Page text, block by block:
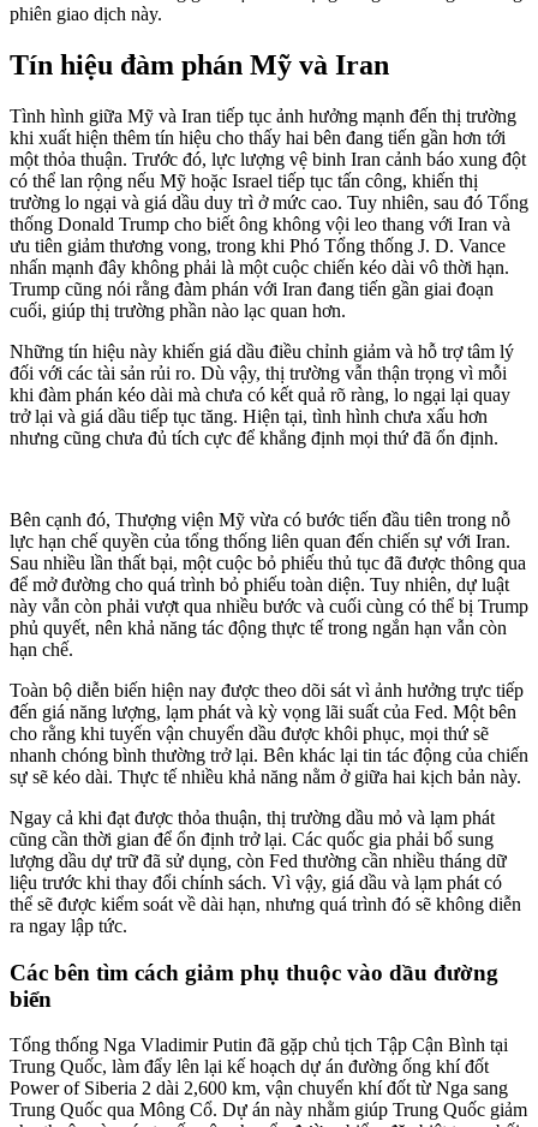
phiên giao dịch này.
Tín hiệu đàm phán Mỹ và Iran
Tình hình giữa Mỹ và Iran tiếp tục ảnh hưởng mạnh đến thị trường
khi xuất hiện thêm tín hiệu cho thấy hai bên đang tiến gần hơn tới
một thỏa thuận. Trước đó, lực lượng vệ binh Iran cảnh báo xung đột
có thể lan rộng nếu Mỹ hoặc Israel tiếp tục tấn công, khiến thị
trường lo ngại và giá dầu duy trì ở mức cao. Tuy nhiên, sau đó Tổng
thống Donald Trump cho biết ông không vội leo thang với Iran và
ưu tiên giảm thương vong, trong khi Phó Tổng thống J. D. Vance
nhấn mạnh đây không phải là một cuộc chiến kéo dài vô thời hạn.
Trump cũng nói rằng đàm phán với Iran đang tiến gần giai đoạn
cuối, giúp thị trường phần nào lạc quan hơn.
Những tín hiệu này khiến giá dầu điều chỉnh giảm và hỗ trợ tâm lý
đối với các tài sản rủi ro. Dù vậy, thị trường vẫn thận trọng vì mỗi
khi đàm phán kéo dài mà chưa có kết quả rõ ràng, lo ngại lại quay
trở lại và giá dầu tiếp tục tăng. Hiện tại, tình hình chưa xấu hơn
nhưng cũng chưa đủ tích cực để khẳng định mọi thứ đã ổn định.
Bên cạnh đó, Thượng viện Mỹ vừa có bước tiến đầu tiên trong nỗ
lực hạn chế quyền của tổng thống liên quan đến chiến sự với Iran.
Sau nhiều lần thất bại, một cuộc bỏ phiếu thủ tục đã được thông qua
để mở đường cho quá trình bỏ phiếu toàn diện. Tuy nhiên, dự luật
này vẫn còn phải vượt qua nhiều bước và cuối cùng có thể bị Trump
phủ quyết, nên khả năng tác động thực tế trong ngắn hạn vẫn còn
hạn chế.
Toàn bộ diễn biến hiện nay được theo dõi sát vì ảnh hưởng trực tiếp
đến giá năng lượng, lạm phát và kỳ vọng lãi suất của Fed. Một bên
cho rằng khi tuyến vận chuyển dầu được khôi phục, mọi thứ sẽ
nhanh chóng bình thường trở lại. Bên khác lại tin tác động của chiến
sự sẽ kéo dài. Thực tế nhiều khả năng nằm ở giữa hai kịch bản này.
Ngay cả khi đạt được thỏa thuận, thị trường dầu mỏ và lạm phát
cũng cần thời gian để ổn định trở lại. Các quốc gia phải bổ sung
lượng dầu dự trữ đã sử dụng, còn Fed thường cần nhiều tháng dữ
liệu trước khi thay đổi chính sách. Vì vậy, giá dầu và lạm phát có
thể sẽ được kiểm soát về dài hạn, nhưng quá trình đó sẽ không diễn
ra ngay lập tức.
Các bên tìm cách giảm phụ thuộc vào dầu đường
biển
Tổng thống Nga Vladimir Putin đã gặp chủ tịch Tập Cận Bình tại
Trung Quốc, làm đẩy lên lại kế hoạch dự án đường ống khí đốt
Power of Siberia 2 dài 2,600 km, vận chuyển khí đốt từ Nga sang
Trung Quốc qua Mông Cổ. Dự án này nhằm giúp Trung Quốc giảm